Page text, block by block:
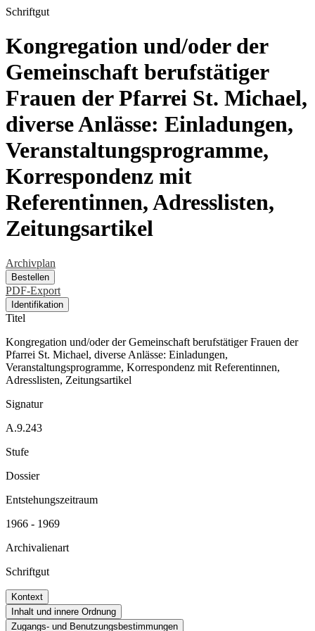
Schriftgut
Kongregation und/oder der
Gemeinschaft berufstätiger
Frauen der Pfarrei St. Michael,
diverse Anlässe: Einladungen,
Veranstaltungsprogramme,
Korrespondenz mit
Referentinnen, Adresslisten,
Zeitungsartikel
Archivplan
Bestellen
PDF-Export
Identifikation
Titel
Kongregation und/oder der Gemeinschaft berufstätiger Frauen der
Pfarrei St. Michael, diverse Anlässe: Einladungen,
Veranstaltungsprogramme, Korrespondenz mit Referentinnen,
Adresslisten, Zeitungsartikel
Signatur
A.9.243
Stufe
Dossier
Entstehungszeitraum
1966 - 1969
Archivalienart
Schriftgut
Kontext
Inhalt und innere Ordnung
Zugangs- und Benutzungsbestimmungen